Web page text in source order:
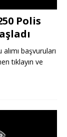
Polis
başvuruları
tıklayın ve